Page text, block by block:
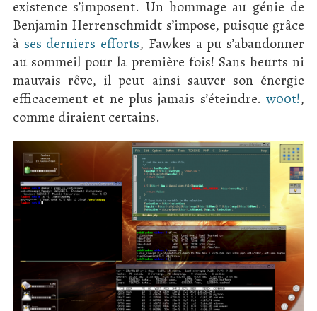
existence s’imposent. Un hommage au génie de
Benjamin Herrenschmidt s’impose, puisque grâce
à ses derniers efforts, Fawkes a pu s’abandonner
au sommeil pour la première fois! Sans heurts ni
mauvais rêve, il peut ainsi sauver son énergie
efficacement et ne plus jamais s’éteindre. w00t!,
comme diraient certains.